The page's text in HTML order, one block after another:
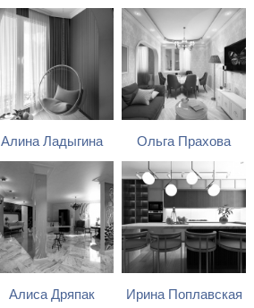
Алина Ладыгина Ольга Прахова
Алиса Дряпак
Ирина Поплавская